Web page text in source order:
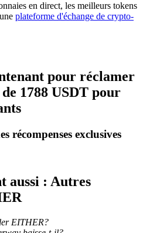
et des commissions de copy
en direct, les meilleurs tokens
plateforme d'échange de crypto-
pour réclamer
1788 USDT pour
récompenses exclusives
aussi : Autres
EITHER?